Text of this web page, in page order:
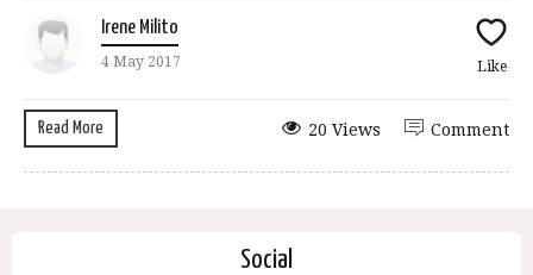
Irene Milito
4 May 2017 Like
Read More Comment
20 Views
Social